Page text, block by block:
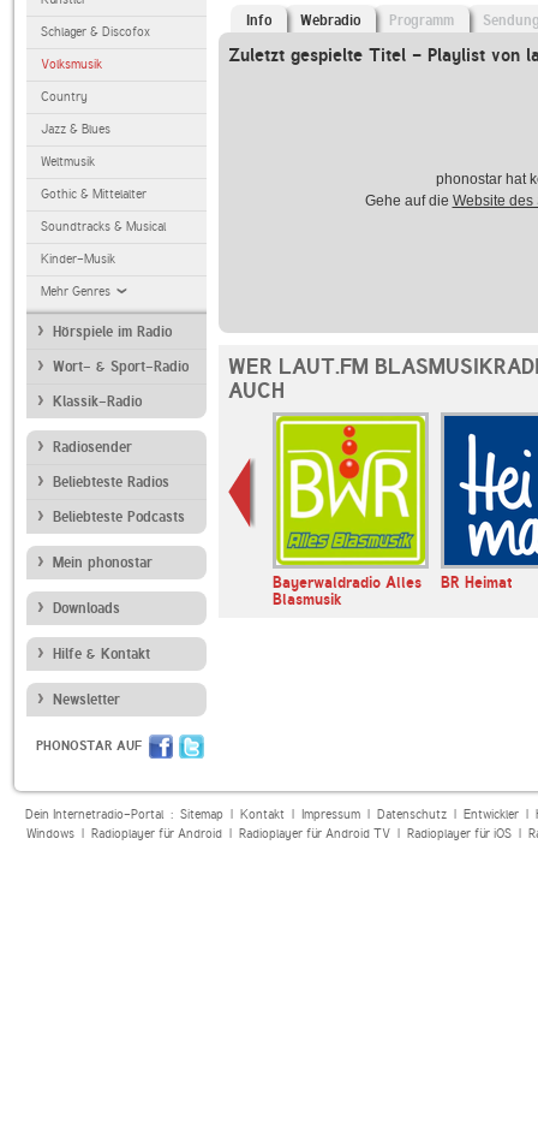
Schlager & Discofox
Volksmusik
Country
Jazz & Blues
Weltmusik
Gothic & Mittelalter
Soundtracks & Musical
Kinder-Musik
Mehr Genres
Hörspiele im Radio
Wort- & Sport-Radio
Klassik-Radio
Radiosender
Beliebteste Radios
Beliebteste Podcasts
Mein phonostar
Downloads
Hilfe & Kontakt
Newsletter
PHONOSTAR AUF
Info Webradio Programm
Zuletzt gespielte Titel - Playlist von
phonostar hat
Gehe auf die Website des
WER LAUT.FM
AUCH
Radio Schwany Echte
Volksmusik
Bayerwaldradio Alles
Blasmusik
BR Heimat
Dein Internetradio-Portal : Sitemap| Kontakt| Impressum| Datenschutz| Entwickler|
Windows| Radioplayer für Android| Radioplayer für Android TV| Radioplayer für iOS|